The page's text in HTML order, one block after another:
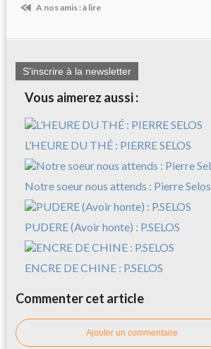
A nos amis : à lire
S'inscrire à la newsletter
Vous aimerez aussi :
L’HEURE DU THÉ : PIERRE SELOS
Notre soeur nous attends : Pierre Selos
PUDERE (Avoir honte) : P.SELOS
ENCRE DE CHINE : P.SELOS
Commenter cet article
Ajouter un commentaire